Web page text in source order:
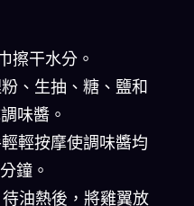
擦干水分。
、生抽、糖、鹽和
味醬。
輕按摩使調味醬均
鐘。
油熱後，將雞翼放